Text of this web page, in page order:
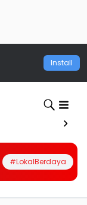
Install
#LokalBerdaya